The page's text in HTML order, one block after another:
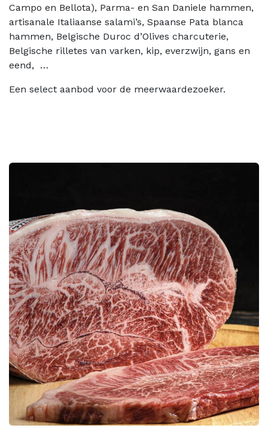
Campo en Bellota), Parma- en San Daniele hammen,
artisanale Italiaanse salami’s, Spaanse Pata blanca
hammen, Belgische Duroc d’Olives charcuterie,
Belgische rilletes van varken, kip, everzwijn, gans en
eend, …
Een select aanbod voor de meerwaardezoeker.